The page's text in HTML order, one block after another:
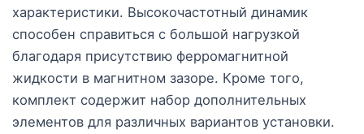
характеристики. Высокочастотный динамик
способен справиться с большой нагрузкой
благодаря присутствию ферромагнитной
жидкости в магнитном зазоре. Кроме того,
комплект содержит набор дополнительных
элементов для различных вариантов установки.